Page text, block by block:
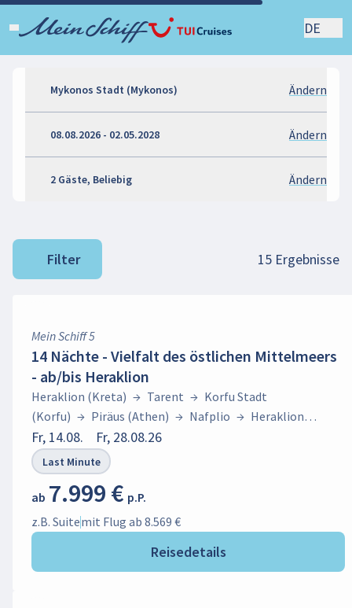
DE
Mykonos Stadt (Mykonos) Ändern
08.08.2026 - 02.05.2028 Ändern
2 Gäste, Beliebig Ändern
Filter 15 Ergebnisse
Mein Schiff 5
14 Nächte - Vielfalt des östlichen Mittelmeers
- ab/bis Heraklion
Heraklion (Kreta) → Tarent → Korfu Stadt
(Korfu) → Piräus (Athen) → Nafplio → Heraklion
(Kreta) → Argostóli (Kefalonia)
(Athen)
Mykonos Stadt
(Mykonos) →
Fr, 14.08. Fr, 28.08.26
Last Minute
ab 7.999 € p.P.
z.B. Suitemit Flug ab 8.569 €
Reisedetails